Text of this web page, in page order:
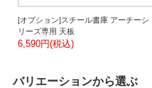
[オプション]スチール書庫 アーチーシ
リーズ専用 天板
6,590円(税込)
バリエーションから選ぶ